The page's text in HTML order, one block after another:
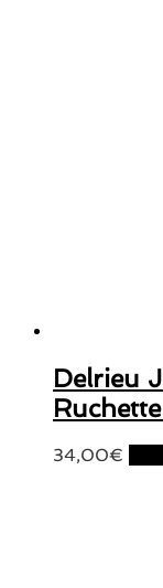
Delrieu
34,00€